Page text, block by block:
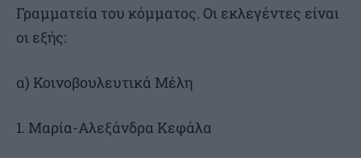
Γραμματεία του κόμματος. Οι εκλεγέντες είναι
οι εξής:
α) Κοινοβουλευτικά Μέλη
1. Μαρία-Αλεξάνδρα Κεφάλα